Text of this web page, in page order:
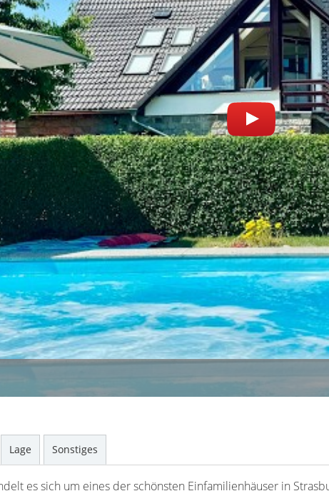
Lage Sonstiges
es sich um eines der schönsten Einfamilienhäuser in